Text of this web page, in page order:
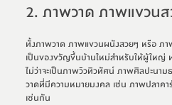
2. ภาพวาด ภาพแขวน
ทั้งภาพวาด ภาพแขวนผนังสวยๆ หรือ ภ
เป็นของขวัญขึ้นบ้านใหม่สำหรับให้ผู้ใหญ่
ไม่ว่าจะเป็นภาพวิวทิวทัศน์ ภาพศิลปะนาม
วาดที่มีความหมายมงคล เช่น ภาพปลาค
เช่นกัน